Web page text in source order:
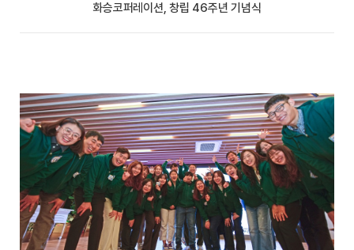
화승코퍼레이션, 창립 46주년 기념식